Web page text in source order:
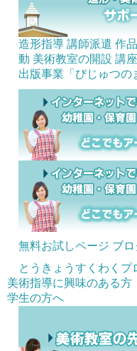
造形指導 講師派遣 作
動 美術教室の開設 講座
出版事業「びじゅつの
無料お試しページ ブ
とうきょうすくわくプ
美術指導に興味のある方
学生の方へ